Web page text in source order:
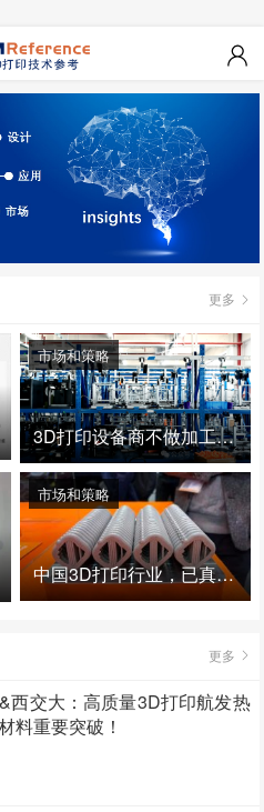
更多
3D打印设备商不做加工服务，就成了旁观者！
市场和策略
中国3D打印行业，已真正进入爆发时代！
市场和策略
更多
西交大：高质量3D打印航发热
料重要突破！